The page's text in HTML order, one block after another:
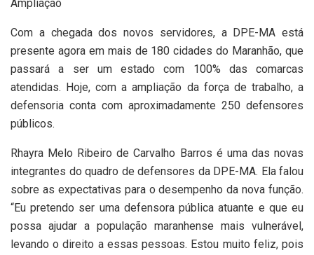
Ampliação
Com a chegada dos novos servidores, a DPE-MA está
presente agora em mais de 180 cidades do Maranhão, que
passará a ser um estado com 100% das comarcas
atendidas. Hoje, com a ampliação da força de trabalho, a
defensoria conta com aproximadamente 250 defensores
públicos.
Rhayra Melo Ribeiro de Carvalho Barros é uma das novas
integrantes do quadro de defensores da DPE-MA. Ela falou
sobre as expectativas para o desempenho da nova função.
“Eu pretendo ser uma defensora pública atuante e que eu
possa ajudar a população maranhense mais vulnerável,
levando o direito a essas pessoas. Estou muito feliz, pois